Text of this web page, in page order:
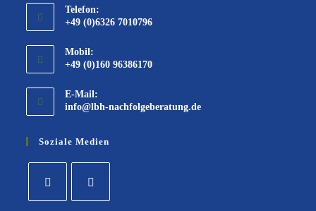
Telefon:
+49 (0)6326 7010796
Mobil:
+49 (0)160 96386170
E-Mail:
info@lbh-nachfolgeberatung.de
Soziale Medien